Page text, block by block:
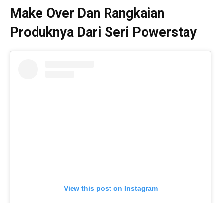
Make Over Dan Rangkaian
Produknya Dari Seri Powerstay
View this post on Instagram